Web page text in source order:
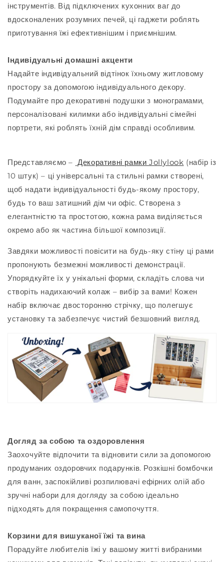
інструментів. Від підключених кухонних ваг до
вдосконалених розумних печей, ці гаджети роблять
приготування їжі ефективнішим і приємнішим.
Індивідуальні домашні акценти
Надайте індивідуальний відтінок їхньому житловому
простору за допомогою індивідуального декору.
Подумайте про декоративні подушки з монограмами,
персоналізовані килимки або індивідуальні сімейні
портрети, які роблять їхній дім справді особливим.
Представляємо – Декоративні рамки Jollylook (набір із
10 штук) – ці універсальні та стильні рамки створені,
щоб надати індивідуальності будь-якому простору,
будь то ваш затишний дім чи офіс. Створена з
елегантністю та простотою, кожна рама виділяється
окремо або як частина більшої композиції.
Завдяки можливості повісити на будь-яку стіну ці рами
пропонують безмежні можливості демонстрації.
Упорядкуйте їх у унікальні форми, складіть слова чи
створіть надихаючий колаж – вибір за вами! Кожен
набір включає двосторонню стрічку, що полегшує
установку та забезпечує чистий безшовний вигляд.
Догляд за собою та оздоровлення
Заохочуйте відпочити та відновити сили за допомогою
продуманих оздоровчих подарунків. Розкішні бомбочки
для ванн, заспокійливі розпилювачі ефірних олій або
зручні набори для догляду за собою ідеально
підходять для покращення самопочуття.
Корзини для вишуканої їжі та вина
Порадуйте любителів їжі у вашому житті вибраними